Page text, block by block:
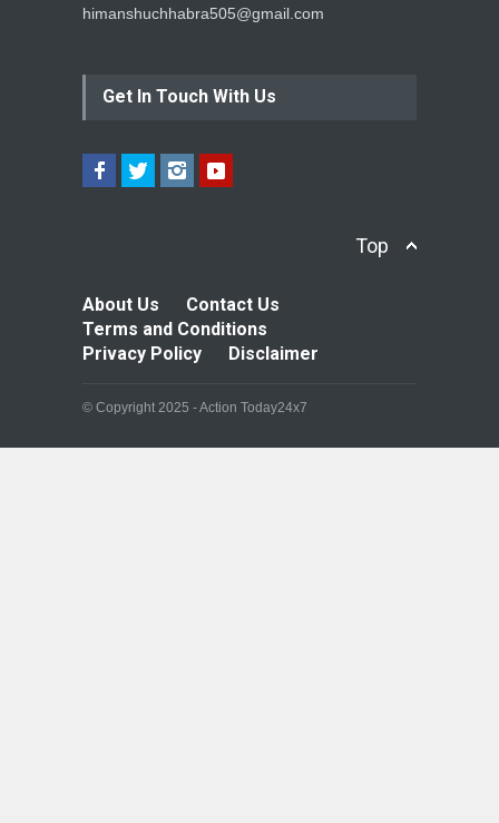
himanshuchhabra505@gmail.com
Get In Touch With Us
Top
About Us
Contact Us
Terms and Conditions
Privacy Policy
Disclaimer
© Copyright 2025 - Action Today24x7